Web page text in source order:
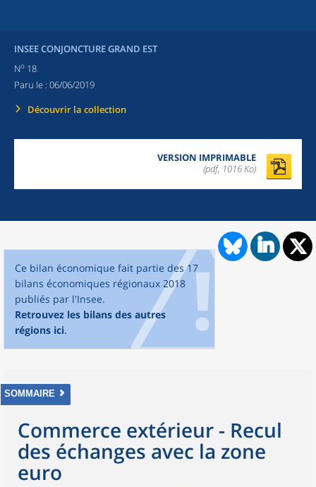
INSEE CONJONCTURE GRAND EST
No 18
Paru le : 06/06/2019
Découvrir la collection
VERSION IMPRIMABLE
(pdf, 1016 Ko)
Ce bilan économique fait partie des 17
bilans économiques régionaux 2018
publiés par l'Insee.
Retrouvez les bilans des autres
régions ici.
SOMMAIRE
Commerce extérieur - Recul
des échanges avec la zone
euro